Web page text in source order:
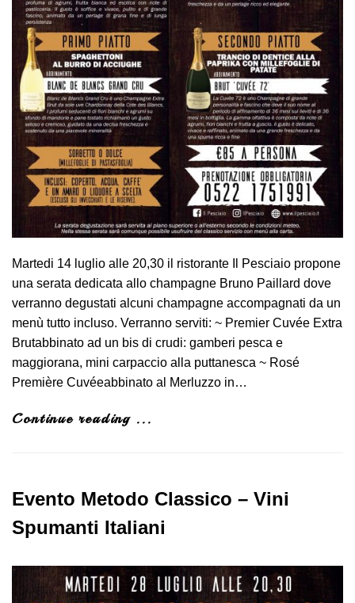
Martedi 14 luglio alle 20,30 il ristorante Il Pesciaio propone
una serata dedicata allo champagne Bruno Paillard dove
verranno degustati alcuni champagne accompagnati da un
menù tutto incluso. Verranno serviti: ~ Premier Cuvée Extra
Brutabbinato ad un bis di crudi: gamberi pesca e
maggiorana, mini carpaccio alla puttanesca ~ Rosé
Première Cuvéeabbinato al Merluzzo in…
Continue reading ...
Evento Metodo Classico – Vini
Spumanti Italiani